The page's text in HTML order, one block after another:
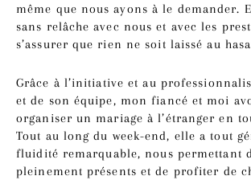
même que nous ayons à le demander.
sans relâche avec nous et avec les
s’assurer que rien ne soit laissé au
Grâce à l’initiative et au
et de son équipe, mon fiancé et moi
organiser un mariage à l’étranger en
Tout au long du week-end, elle a tout
fluidité remarquable, nous permettant
pleinement présents et de profiter de